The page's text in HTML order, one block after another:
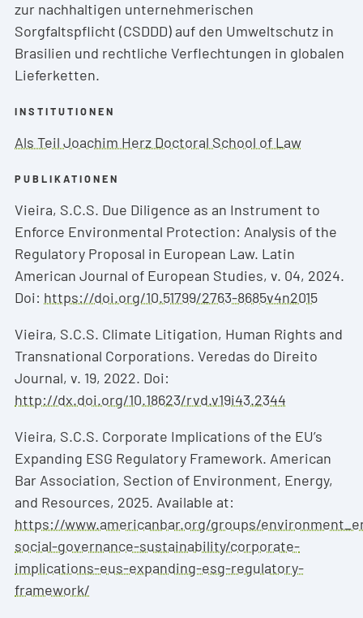
zur nachhaltigen unternehmerischen
Sorgfaltspflicht (CSDDD) auf den Umweltschutz in
Brasilien und rechtliche Verflechtungen in globalen
Lieferketten.
INSTITUTIONEN
Als Teil Joachim Herz Doctoral School of Law
PUBLIKATIONEN
Vieira, S.C.S. Due Diligence as an Instrument to
Enforce Environmental Protection: Analysis of the
Regulatory Proposal in European Law. Latin
American Journal of European Studies, v. 04, 2024.
Doi: https://doi.org/10.51799/2763-8685v4n2015
Vieira, S.C.S. Climate Litigation, Human Rights and
Transnational Corporations. Veredas do Direito
Journal, v. 19, 2022. Doi:
http://dx.doi.org/10.18623/rvd.v19i43.2344
Vieira, S.C.S. Corporate Implications of the EU’s
Expanding ESG Regulatory Framework. American
Bar Association, Section of Environment, Energy,
and Resources, 2025. Available at:
https://www.americanbar.org/groups/
social-governance-sustainability/corporate-
implications-eus-expanding-esg-regulatory-
framework/